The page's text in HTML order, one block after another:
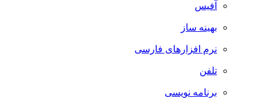
آفیس
بهینه ساز
نرم افزارهای فارسی
تلفن
برنامه نویسی